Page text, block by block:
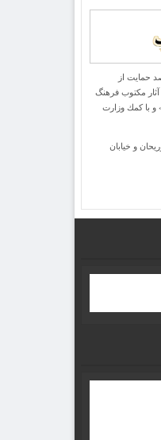
در سال ۱۳۷۲ ش به قصد حمایت از
مكتوب فرهنگ
و با كمك وزارت
و خیابان